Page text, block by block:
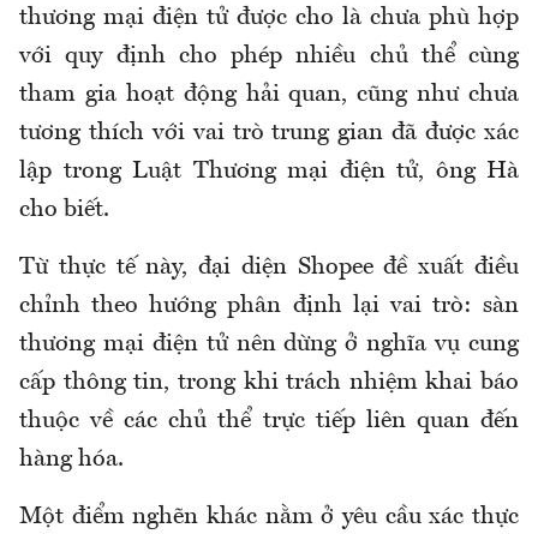
thương mại điện tử được cho là chưa phù hợp
với quy định cho phép nhiều chủ thể cùng
tham gia hoạt động hải quan, cũng như chưa
tương thích với vai trò trung gian đã được xác
lập trong Luật Thương mại điện tử, ông Hà
cho biết.
Từ thực tế này, đại diện Shopee đề xuất điều
chỉnh theo hướng phân định lại vai trò: sàn
thương mại điện tử nên dừng ở nghĩa vụ cung
cấp thông tin, trong khi trách nhiệm khai báo
thuộc về các chủ thể trực tiếp liên quan đến
hàng hóa.
Một điểm nghẽn khác nằm ở yêu cầu xác thực